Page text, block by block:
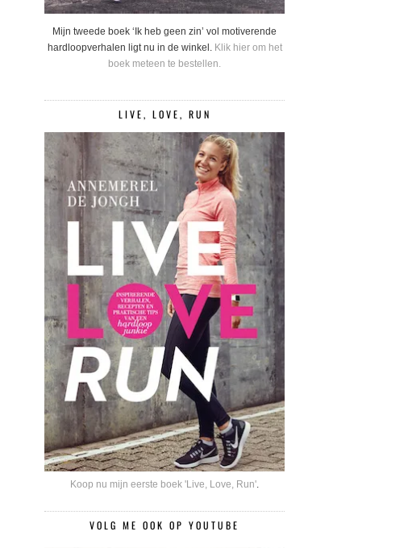
Mijn tweede boek ‘Ik heb geen zin’ vol motiverende
hardloopverhalen ligt nu in de winkel. Klik hier om het
boek meteen te bestellen.
LIVE, LOVE, RUN
Koop nu mijn eerste boek 'Live, Love, Run'.
VOLG ME OOK OP YOUTUBE